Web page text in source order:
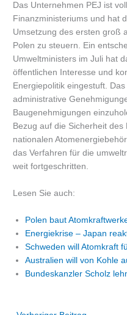
Das Unternehmen PEJ ist
Finanzministeriums und hat
Umsetzung des ersten groß
Polen zu steuern. Ein
Umweltministers im Juli hat
öffentlichen Interesse und
Energiepolitik eingestuft.
administrative
Baugenehmigungen
Bezug auf die Sicherheit
nationalen
das Verfahren für die
weit fortgeschritten.
Lesen Sie auch:
Polen baut
Energiekrise – Japan
Schweden will Atomkraft
Australien will von Kohle
Bundeskanzler Scholz